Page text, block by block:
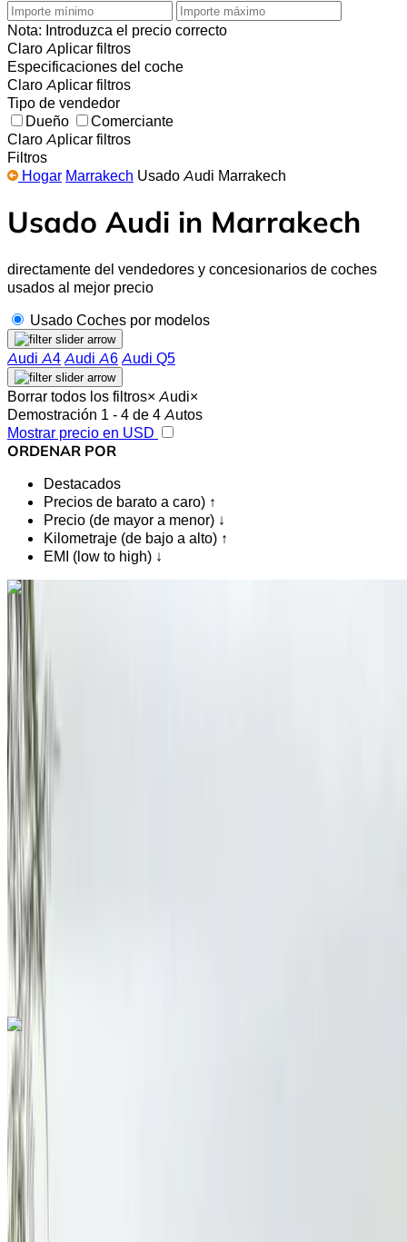
Nota: Introduzca el precio correcto
Claro Aplicar filtros
Especificaciones del coche
Claro Aplicar filtros
Tipo de vendedor
Dueño
Comerciante
Claro Aplicar filtros
Filtros
Hogar Marrakech Usado Audi Marrakech
Usado Audi in Marrakech
directamente del vendedores y concesionarios de coches
usados al mejor precio
Usado Coches por modelos
Audi A4 Audi A6 Audi Q5
Borrar todos los filtros× Audi×
Demostración 1 - 4 de 4 Autos
Mostrar precio en USD
ORDENAR POR
Destacados
Precios de barato a caro) ↑
Precio (de mayor a menor) ↓
Kilometraje (de bajo a alto) ↑
EMI (low to high) ↓
¿Te gusta lo que ves?
Audi A4 2.0 TDI BA Premium 2019
en venta en Marrakech: Negro De Lujo, Diesel Coche, Otro
Especificaciones, Auto 4-puerta
Aeropuerto de Menara, Marrakech
de Menara, Marrakech
2019
Otro Especificaciones
MAD 285,000
EMI
MAD 3,550
Aeropuerto de Menara, Marrakech
de Menara, Marrakech
¿Te gusta lo que ves?
Audi A4 2.0 TDI BA Premium 2021
en venta en Marrakech: Negro De Lujo, Diesel Coche, Otro
Especificaciones, Auto 4-puerta
Aeropuerto de Menara, Marrakech
de Menara, Marrakech